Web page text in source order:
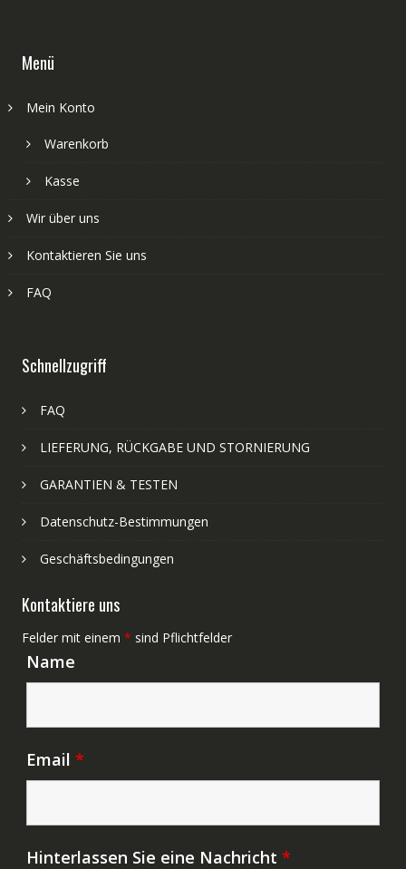
Menü
Mein Konto
Warenkorb
Kasse
Wir über uns
Kontaktieren Sie uns
FAQ
Schnellzugriff
FAQ
LIEFERUNG, RÜCKGABE UND STORNIERUNG
GARANTIEN & TESTEN
Datenschutz-Bestimmungen
Geschäftsbedingungen
Kontaktiere uns
Felder mit einem * sind Pflichtfelder
Name
Email *
Hinterlassen Sie eine Nachricht *